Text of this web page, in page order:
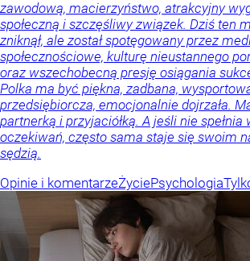
zawodową, macierzyństwo, atrakcyjny
społeczną i szczęśliwy związek. Dziś ten
zniknął, ale został spotęgowany przez
społecznościowe, kulturę nieustannego
oraz wszechobecną presję osiągania
Polka ma być piękna, zadbana,
przedsiębiorcza, emocjonalnie dojrzała.
partnerką i przyjaciółką. A jeśli nie
oczekiwań, często sama staje się swoim
sędzią.
Opinie i komentarzeŻyciePsychologia